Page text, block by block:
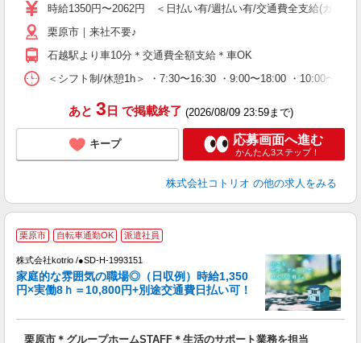
時給1350円〜2062円 ＜日払い有/週払い有/交通費全支給(ガソリ
栗原市｜来社不要♪
石越駅より車10分＊交通費全額支給＊車OK
＜シフト制/休憩1h＞ ・7:30〜16:30 ・9:00〜18:00 ・10:00〜
あと 3 日 で掲載終了 (2026/08/09 23:59まで)
キープ 応募画面へ進む
かんたん3ステップ！
株式会社コトリオ の他の求人をみる
栗原市 自転車通勤OK 派遣社員
株式会社kotrio /●SD-H-1993151
家庭的な雰囲気の職場◎（日収例）時給1,350
円×実働8ｈ＝10,800円+別途交通費日払い可！
栗原市＊グループホームSTAFF＊生活のサポート業務を担当